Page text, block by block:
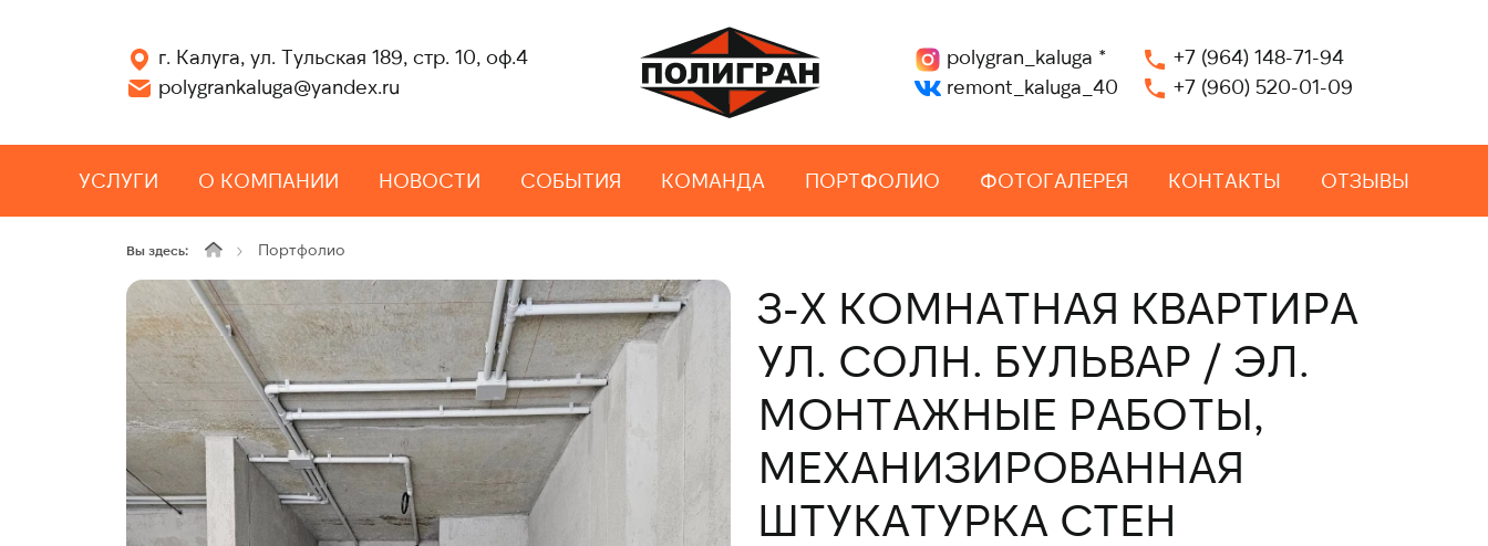
г. Калуга, ул. Тульская 189, стр. 10, оф.4
polygrankaluga@yandex.ru
polygran_kaluga *
remont_kaluga_40
+7 (964) 148-71-94
+7 (960) 520-01-09
УСЛУГИ О КОМПАНИИ НОВОСТИ СОБЫТИЯ КОМАНДА ПОРТФОЛИО ФОТОГАЛЕРЕЯ КОНТАКТЫ ОТЗЫВЫ
Вы здесь: Портфолио
3-Х КОМНАТНАЯ КВАРТИРА
УЛ. СОЛН. БУЛЬВАР / ЭЛ.
МОНТАЖНЫЕ РАБОТЫ,
МЕХАНИЗИРОВАННАЯ
ШТУКАТУРКА СТЕН